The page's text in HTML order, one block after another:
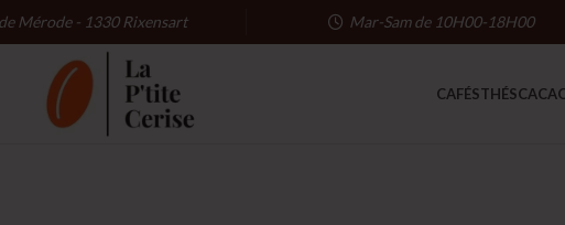
CAFÉSTHÉS
Mérode - 1330 Rixensart Mar-Sam de 10H00-18H00